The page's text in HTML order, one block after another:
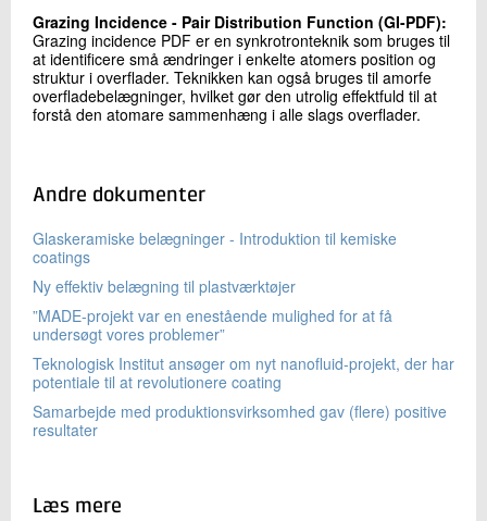
Grazing Incidence - Pair Distribution Function (GI-PDF):
Grazing incidence PDF er en synkrotronteknik som bruges til
at identificere små ændringer i enkelte atomers position og
struktur i overflader. Teknikken kan også bruges til amorfe
overfladebelægninger, hvilket gør den utrolig effektfuld til at
forstå den atomare sammenhæng i alle slags overflader.
Andre dokumenter
Glaskeramiske belægninger - Introduktion til kemiske
coatings
Ny effektiv belægning til plastværktøjer
”MADE-projekt var en enestående mulighed for at få
undersøgt vores problemer”
Teknologisk Institut ansøger om nyt nanofluid-projekt, der har
potentiale til at revolutionere coating
Samarbejde med produktionsvirksomhed gav (flere) positive
resultater
Læs mere